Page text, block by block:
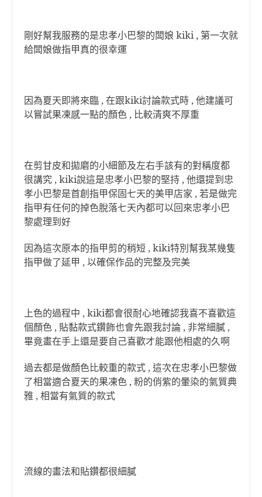
剛好幫我服務的是忠孝小巴黎的闆娘 kiki , 第一次就
給闆娘做指甲真的很幸運
因為夏天即將來臨 , 在跟kiki討論款式時 , 他建議可
以嘗試果凍感一點的顏色 , 比較清爽不厚重
在剪甘皮和拋磨的小細節及左右手該有的對稱度都
很講究 , kiki說這是忠孝小巴黎的堅持 , 他還提到忠
孝小巴黎是首創指甲保固七天的美甲店家 , 若是做完
指甲有任何的掉色脫落七天內都可以回來忠孝小巴
黎處理到好
因為這次原本的指甲剪的稍短 , kiki特別幫我某幾隻
指甲做了延甲 , 以確保作品的完整及完美
上色的過程中 , kiki都會很耐心地確認我喜不喜歡這
個顏色 , 貼黏款式鑽飾也會先跟我討論 , 非常細膩 ,
畢竟畫在手上還是要自己喜歡才能跟他相處的久啊
過去都是做顏色比較重的款式 , 這次在忠孝小巴黎做
了相當適合夏天的果凍色 , 粉的俏紫的暈染的氣質典
雅 , 相當有氣質的款式
流線的畫法和貼鑽都很細膩